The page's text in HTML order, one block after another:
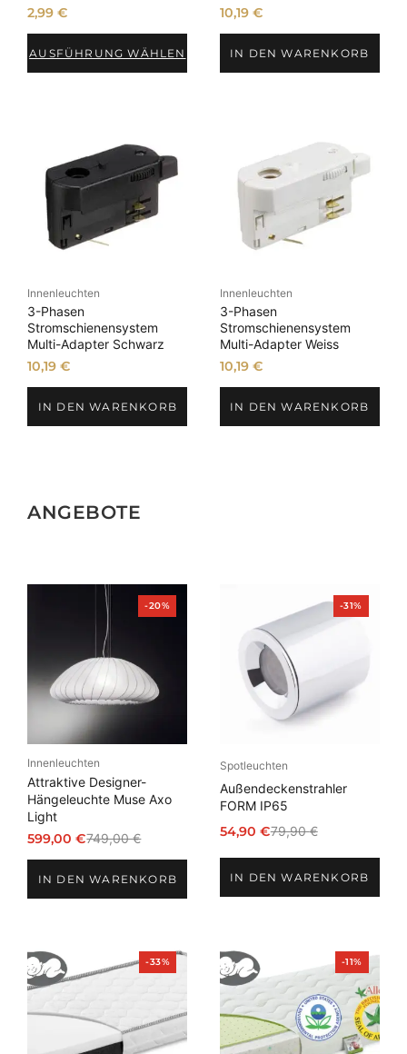
2,99€
AUSFÜHRUNG WÄHLEN
10,19 €
IN DEN WARENKORB
Innenleuchten
3-Phasen
Stromschienensystem
Multi-Adapter Schwarz
10,19€
IN DEN WARENKORB
Innenleuchten
3-Phasen
Stromschienensystem
Multi-Adapter Weiss
10,19 €
IN DEN WARENKORB
ANGEBOTE
-20%Produkt
im
Innenleuchten
Attraktive Designer-
Hängeleuchte Muse Axo
Light
749,00€
Ursprünglicher
war:
599,00€
Aktueller
ist:IN DEN WARENKORB
-31%Produkt
im
Spotleuchten
Außendeckenstrahler
FORM IP65
79,90€
Ursprünglicher
Preis
war:
79,90 €
54,90 €
Aktueller
Preis
ist:
54,90 €.
IN DEN WARENKORB
-33%Produkt
im
-11%Produkt
im
Angebot